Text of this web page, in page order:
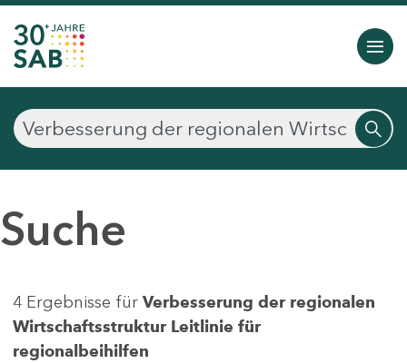
Suche
4 Ergebnisse für Verbesserung der regionalen
Wirtschaftsstruktur Leitlinie für
regionalbeihilfen